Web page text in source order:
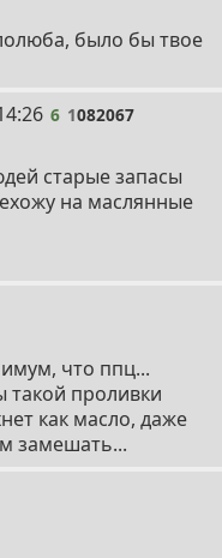
было бы твое
6 1082067
старые запасы
на маслянные
что ппц...
проливки
как масло, даже
замешать...